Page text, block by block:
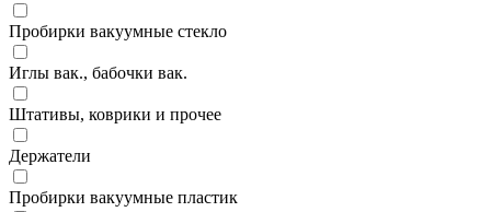
Пробирки вакуумные стекло
Иглы вак., бабочки вак.
Штативы, коврики и прочее
Держатели
Пробирки вакуумные пластик